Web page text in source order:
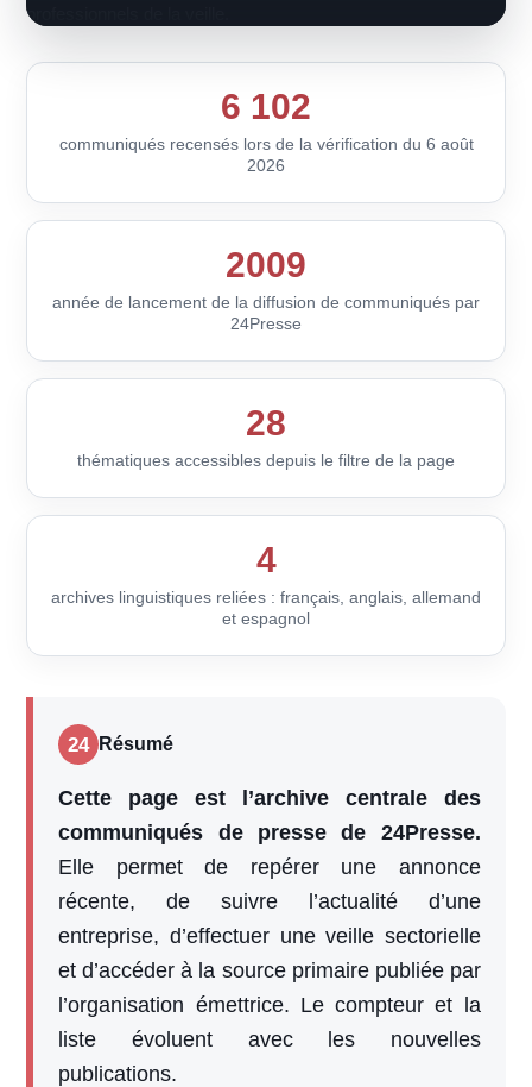
professionnels de la veille.
6 102
communiqués recensés lors de la vérification du 6 août
2026
2009
année de lancement de la diffusion de communiqués par
24Presse
28
thématiques accessibles depuis le filtre de la page
4
archives linguistiques reliées : français, anglais, allemand
et espagnol
24 Résumé
Cette page est l’archive centrale des
communiqués de presse de 24Presse.
Elle permet de repérer une annonce
récente, de suivre l’actualité d’une
entreprise, d’effectuer une veille sectorielle
et d’accéder à la source primaire publiée par
l’organisation émettrice. Le compteur et la
liste évoluent avec les nouvelles
publications.